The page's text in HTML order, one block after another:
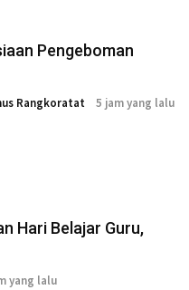
Pengeboman
Rangkoratat 5 jam yang lalu
Hari Belajar Guru,
yang lalu